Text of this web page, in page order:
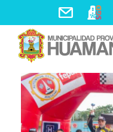
content